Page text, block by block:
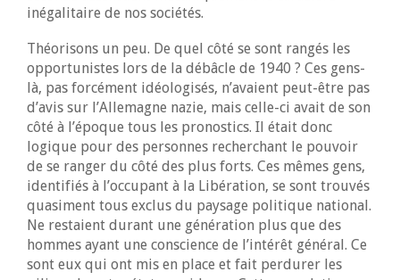
inégalitaire de nos sociétés.
Théorisons un peu. De quel côté se sont rangés les
opportunistes lors de la débâcle de 1940 ? Ces gens-
là, pas forcément idéologisés, n’avaient peut-être pas
d’avis sur l’Allemagne nazie, mais celle-ci avait de son
côté à l’époque tous les pronostics. Il était donc
logique pour des personnes recherchant le pouvoir
de se ranger du côté des plus forts. Ces mêmes gens,
identifiés à l’occupant à la Libération, se sont trouvés
quasiment tous exclus du paysage politique national.
Ne restaient durant une génération plus que des
hommes ayant une conscience de l’intérêt général. Ce
sont eux qui ont mis en place et fait perdurer les